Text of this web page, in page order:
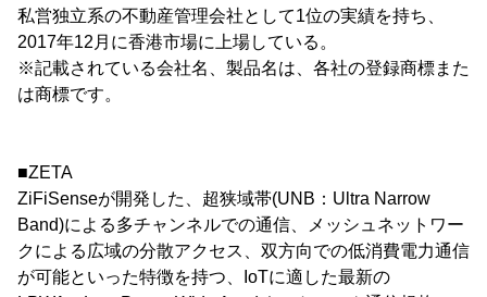
私営独立系の不動産管理会社として1位の実績を持ち、
2017年12月に香港市場に上場している。
※記載されている会社名、製品名は、各社の登録商標また
は商標です。
■ZETA
ZiFiSenseが開発した、超狭域帯(UNB：Ultra Narrow
Band)による多チャンネルでの通信、メッシュネットワー
クによる広域の分散アクセス、双方向での低消費電力通信
が可能といった特徴を持つ、IoTに適した最新の